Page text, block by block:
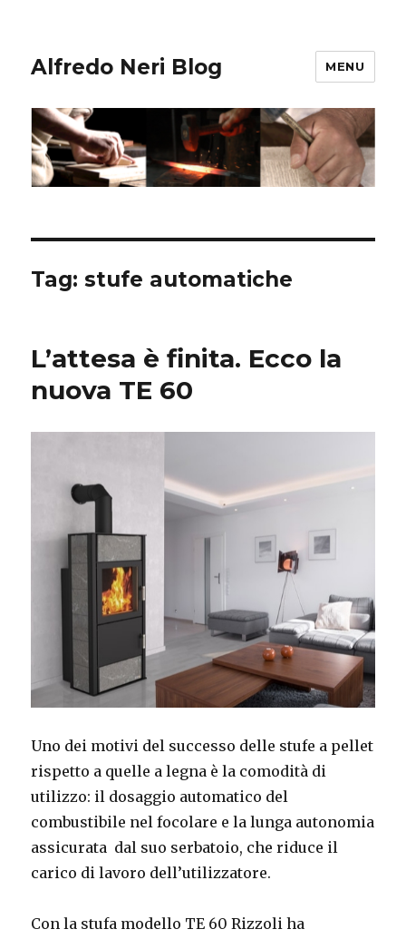
Alfredo Neri Blog MENU
Tag: stufe automatiche
L’attesa è finita. Ecco la
nuova TE 60
Uno dei motivi del successo delle stufe a pellet
rispetto a quelle a legna è la comodità di
utilizzo: il dosaggio automatico del
combustibile nel focolare e la lunga autonomia
assicurata dal suo serbatoio, che riduce il
carico di lavoro dell’utilizzatore.
Con la stufa modello TE 60 Rizzoli ha